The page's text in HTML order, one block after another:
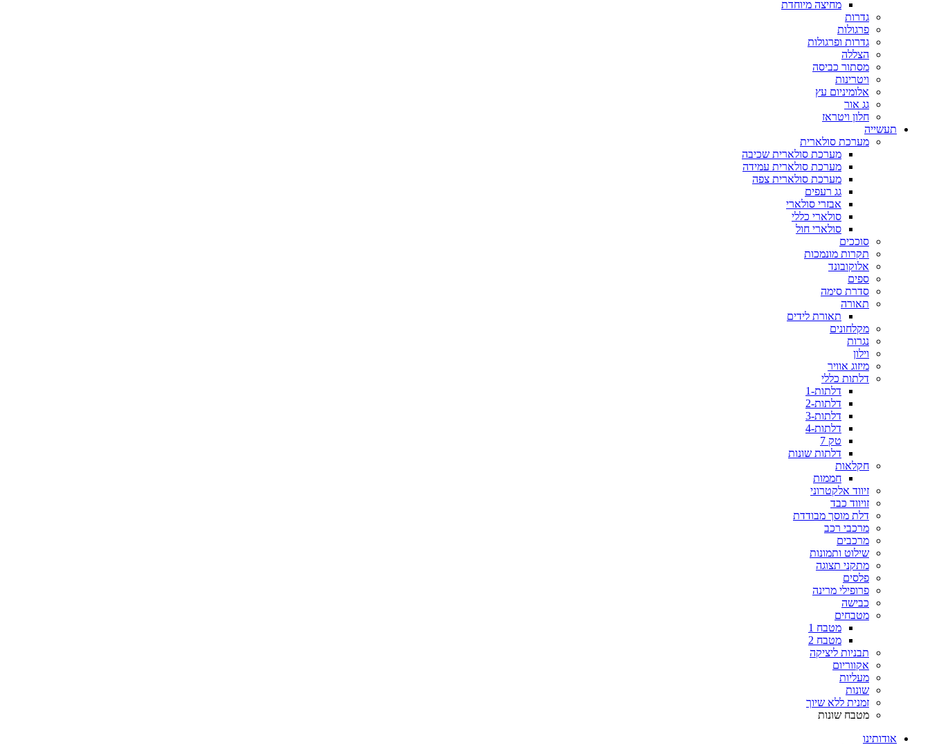
מחיצה מיוחדת
גדרות
פרגולות
גדרות ופרגולות
הצללה
מסתור כביסה
ויטרינות
אלומיניום עץ
גג אור
חלון ויטראז
תעשייה
מערכת סולארית
מערכת סולארית שכיבה
מערכת סולארית עמידה
מערכת סולארית צפה
גג רעפים
אבזרי סולארי
סולארי כללי
סולארי חול
סוככים
תקרות מונמכות
אלוקובונד
ספים
סדרת סימה
תאורה
תאורת לידים
מקלחונים
נגרות
וילון
מיזוג אוויר
דלתות כללי
דלתות-1
דלתות-2
דלתות-3
דלתות-4
טק 7
דלתות שונות
חקלאות
חממות
זיווד אלקטרוני
זויווד כבד
דלת מוסך מבודדת
מרכבי רכב
מרכבים
שילוט ותמונות
מתקני תצוגה
פלסים
פרופילי מרינה
כבישה
מטבחים
מטבח 1
מטבח 2
תבניות ליציקה
אקווריום
מעליות
שונות
זמנית ללא שיוך
מטבח שונות
אודותינו